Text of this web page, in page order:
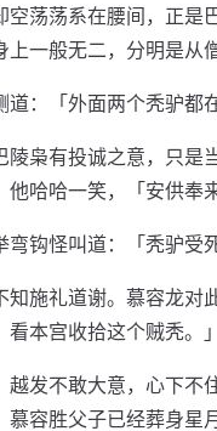
荡荡系在腰间，正是
一般无二，分明是从
：「外面两个秃驴都
枭有投诚之意，只是
哈哈一笑，「安供奉
钩怪叫道：「秃驴受死
施礼道谢。慕容龙对
本宫收拾这个贼秃。」
发不敢大意，心下不
容胜父子已经葬身